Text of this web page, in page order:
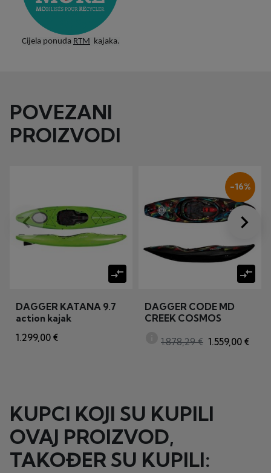
Cijela ponuda RTM kajaka.
POVEZANI
PROIZVODI
compare_arrows
DAGGER KATANA 9.7
action kajak
1.299,00 €
-16%
compare_arrows
DAGGER CODE MD
CREEK COSMOS
1.878,29 € 1.559,00 €
Prije
keyboard_arrow_left Dalje
keyboard_arrow_right
KUPCI KOJI SU KUPILI
OVAJ PROIZVOD,
TAKOĐER SU KUPILI: